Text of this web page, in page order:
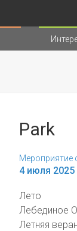
Park
Мероприятие
4 июля 2025
Лето
Лебединое
Летняя